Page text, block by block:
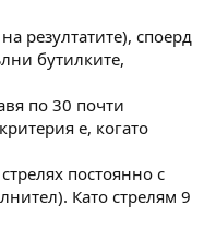
резултатите), споерд
бутилките,
по 30 почти
е, когато
постоянно с
Като стрелям 9